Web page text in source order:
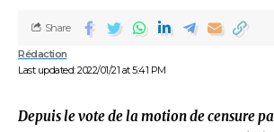
Last updated: 2022/01/21 at 5:41 PM
Rédaction
Share
Depuis le vote de la motion de censure